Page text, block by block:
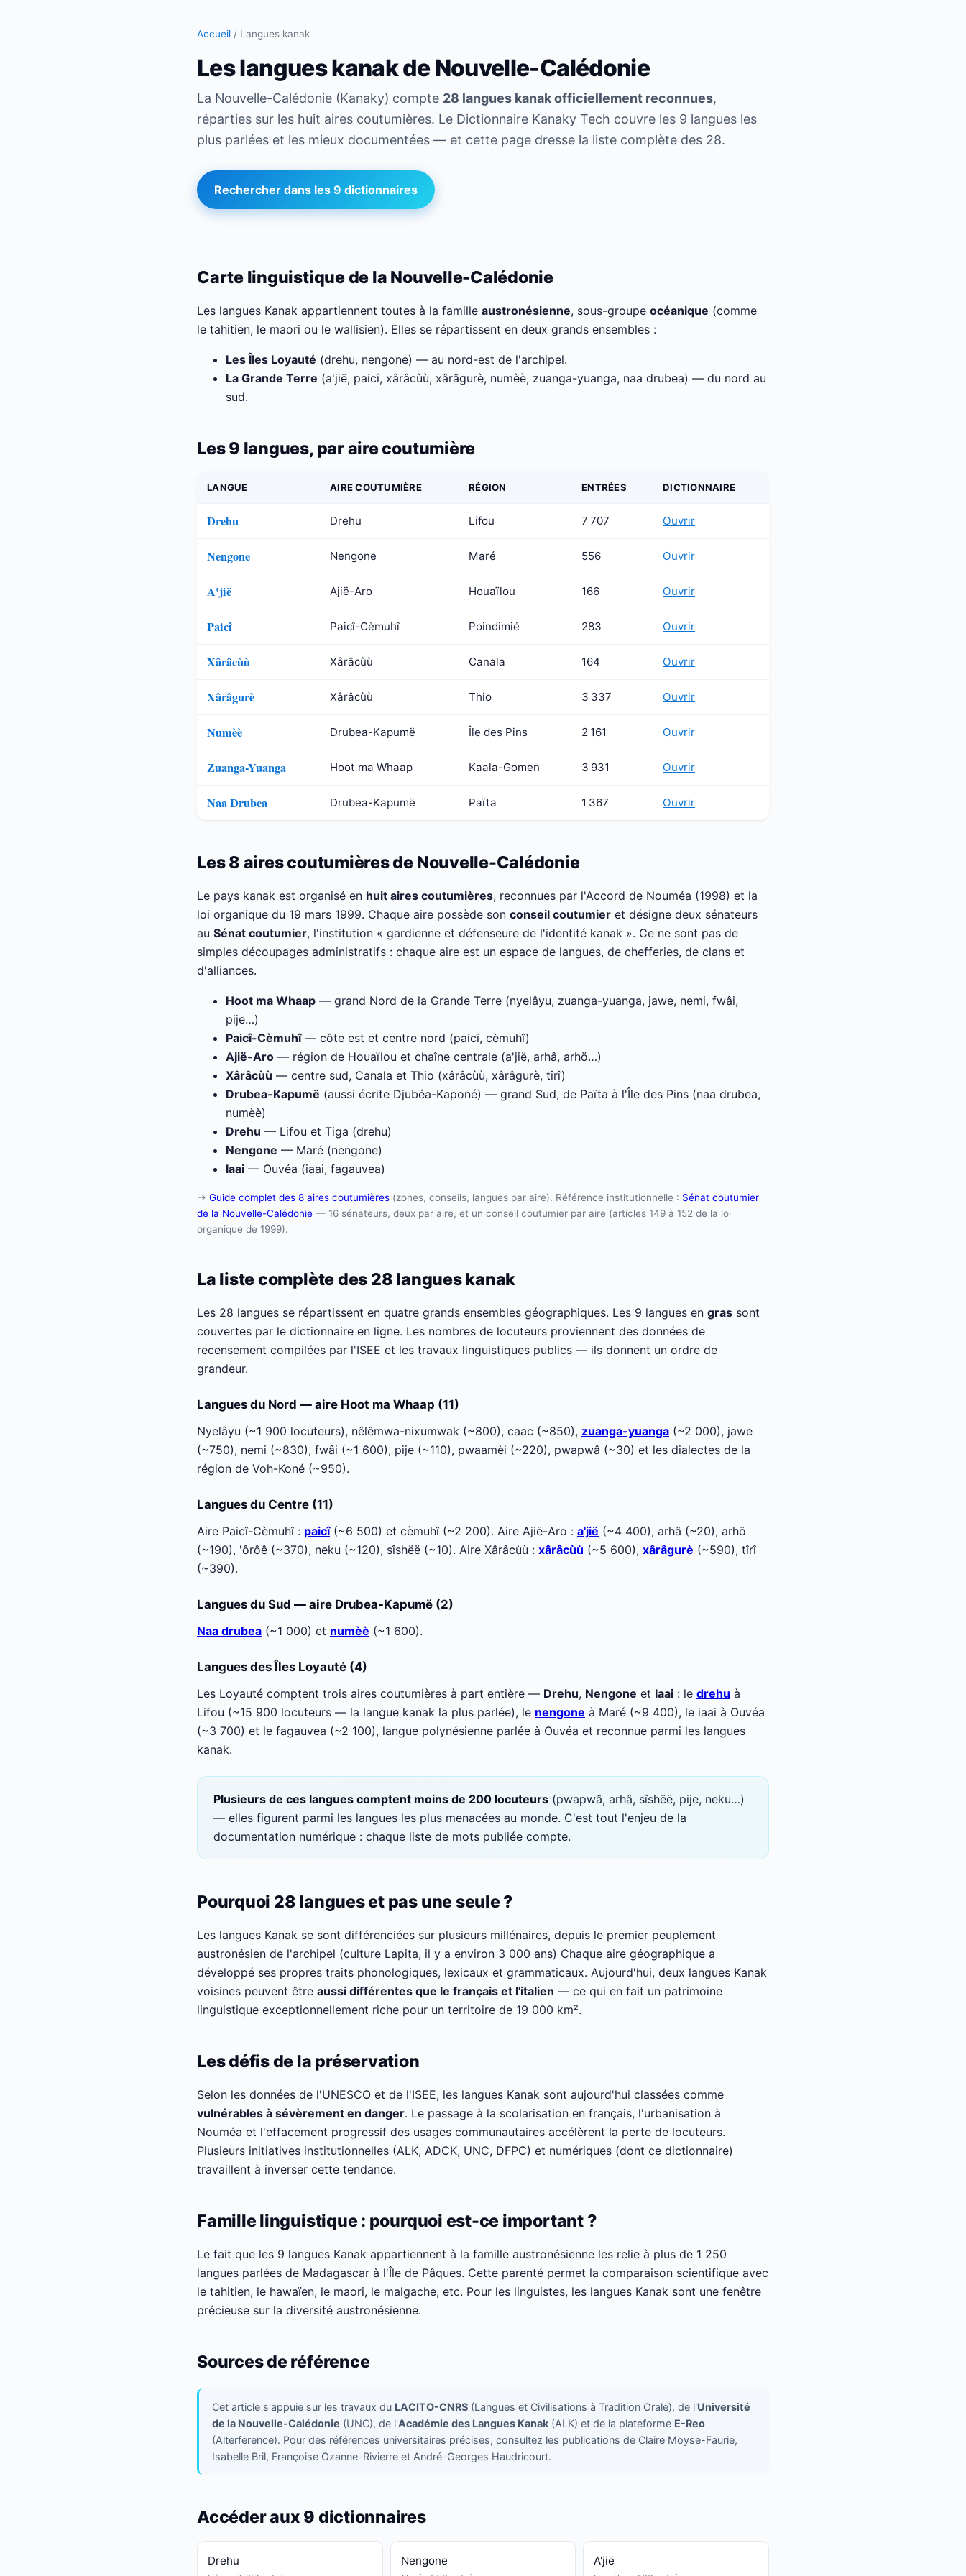
Accueil / Langues kanak
Les langues kanak de Nouvelle-Calédonie
La Nouvelle-Calédonie (Kanaky) compte 28 langues kanak officiellement reconnues,
réparties sur les huit aires coutumières. Le Dictionnaire Kanaky Tech couvre les 9 langues les
plus parlées et les mieux documentées — et cette page dresse la liste complète des 28.
Rechercher dans les 9 dictionnaires
Carte linguistique de la Nouvelle-Calédonie
Les langues Kanak appartiennent toutes à la famille austronésienne, sous-groupe océanique (comme
le tahitien, le maori ou le wallisien). Elles se répartissent en deux grands ensembles :
Les Îles Loyauté (drehu, nengone) — au nord-est de l'archipel.
La Grande Terre (a'jië, paicî, xârâcùù, xârâgurè, numèè, zuanga-yuanga, naa drubea) — du nord au
sud.
Les 9 langues, par aire coutumière
LANGUE AIRE COUTUMIÈRE RÉGION ENTRÉES DICTIONNAIRE
Drehu Drehu Lifou 7 707 Ouvrir
Nengone Nengone Maré 556 Ouvrir
A'jië Ajië-Aro Houaïlou 166 Ouvrir
Paicî Paicî-Cèmuhî Poindimié 283 Ouvrir
Xârâcùù Xârâcùù Canala 164 Ouvrir
Xârâgurè Xârâcùù Thio 3 337 Ouvrir
Numèè Drubea-Kapumë Île des Pins 2 161 Ouvrir
Zuanga-Yuanga Hoot ma Whaap Kaala-Gomen 3 931 Ouvrir
Naa Drubea Drubea-Kapumë Païta 1 367 Ouvrir
Les 8 aires coutumières de Nouvelle-Calédonie
Le pays kanak est organisé en huit aires coutumières, reconnues par l'Accord de Nouméa (1998) et la
loi organique du 19 mars 1999. Chaque aire possède son conseil coutumier et désigne deux sénateurs
au Sénat coutumier, l'institution « gardienne et défenseure de l'identité kanak ». Ce ne sont pas de
simples découpages administratifs : chaque aire est un espace de langues, de chefferies, de clans et
d'alliances.
Hoot ma Whaap — grand Nord de la Grande Terre (nyelâyu, zuanga-yuanga, jawe, nemi, fwâi,
pije…)
Paicî-Cèmuhî— côte est et centre nord (paicî, cèmuhî)
Ajië-Aro — région de Houaïlou et chaîne centrale (a'jië, arhâ, arhö…)
Xârâcùù — centre sud, Canala et Thio (xârâcùù, xârâgurè, tîrî)
Drubea-Kapumë (aussi écrite Djubéa-Kaponé) — grand Sud, de Païta à l'Île des Pins (naa drubea,
numèè)
Drehu — Lifou et Tiga (drehu)
Nengone — Maré (nengone)
Iaai — Ouvéa (iaai, fagauvea)
→ Guide complet des 8 aires coutumières (zones, conseils, langues par aire). Référence institutionnelle : Sénat coutumier
de la Nouvelle-Calédonie — 16 sénateurs, deux par aire, et un conseil coutumier par aire (articles 149 à 152 de la loi
organique de 1999).
La liste complète des 28 langues kanak
Les 28 langues se répartissent en quatre grands ensembles géographiques. Les 9 langues en gras sont
couvertes par le dictionnaire en ligne. Les nombres de locuteurs proviennent des données de
recensement compilées par l'ISEE et les travaux linguistiques publics — ils donnent un ordre de
grandeur.
Langues du Nord — aire Hoot ma Whaap (11)
Nyelâyu (~1 900 locuteurs), nêlêmwa-nixumwak (~800), caac (~850), zuanga-yuanga (~2 000), jawe
(~750), nemi (~830), fwâi (~1 600), pije (~110), pwaamèi (~220), pwapwâ (~30) et les dialectes de la
région de Voh-Koné (~950).
Langues du Centre (11)
Aire Paicî-Cèmuhî : paicî(~6 500) et cèmuhî (~2 200). Aire Ajië-Aro : a'jië (~4 400), arhâ (~20), arhö
(~190), 'ôrôê (~370), neku (~120), sîshëë (~10). Aire Xârâcùù : xârâcùù (~5 600), xârâgurè (~590), tîrî
(~390).
Langues du Sud — aire Drubea-Kapumë (2)
Naa drubea (~1 000) et numèè (~1 600).
Langues des Îles Loyauté (4)
Les Loyauté comptent trois aires coutumières à part entière — Drehu, Nengone et Iaai : le drehu à
Lifou (~15 900 locuteurs — la langue kanak la plus parlée), le nengone à Maré (~9 400), le iaai à Ouvéa
(~3 700) et le fagauvea (~2 100), langue polynésienne parlée à Ouvéa et reconnue parmi les langues
kanak.
Plusieurs de ces langues comptent moins de 200 locuteurs (pwapwâ, arhâ, sîshëë, pije, neku…)
— elles figurent parmi les langues les plus menacées au monde. C'est tout l'enjeu de la
documentation numérique : chaque liste de mots publiée compte.
Pourquoi 28 langues et pas une seule ?
Les langues Kanak se sont différenciées sur plusieurs millénaires, depuis le premier peuplement
austronésien de l'archipel (culture Lapita, il y a environ 3 000 ans) Chaque aire géographique a
développé ses propres traits phonologiques, lexicaux et grammaticaux. Aujourd'hui, deux langues Kanak
voisines peuvent être aussi différentes que le français et l'italien — ce qui en fait un patrimoine
linguistique exceptionnellement riche pour un territoire de 19 000 km².
Les défis de la préservation
Selon les données de l'UNESCO et de l'ISEE, les langues Kanak sont aujourd'hui classées comme
vulnérables à sévèrement en danger. Le passage à la scolarisation en français, l'urbanisation à
Nouméa et l'effacement progressif des usages communautaires accélèrent la perte de locuteurs.
Plusieurs initiatives institutionnelles (ALK, ADCK, UNC, DFPC) et numériques (dont ce dictionnaire)
travaillent à inverser cette tendance.
Famille linguistique : pourquoi est-ce important ?
Le fait que les 9 langues Kanak appartiennent à la famille austronésienne les relie à plus de 1 250
langues parlées de Madagascar à l'Île de Pâques. Cette parenté permet la comparaison scientifique avec
le tahitien, le hawaïen, le maori, le malgache, etc. Pour les linguistes, les langues Kanak sont une fenêtre
précieuse sur la diversité austronésienne.
Sources de référence
Cet article s'appuie sur les travaux du LACITO-CNRS (Langues et Civilisations à Tradition Orale), de l'Université
de la Nouvelle-Calédonie (UNC), de l'Académie des Langues Kanak (ALK) et de la plateforme E-Reo
(Alterference). Pour des références universitaires précises, consultez les publications de Claire Moyse-Faurie,
Isabelle Bril, Françoise Ozanne-Rivierre et André-Georges Haudricourt.
Accéder aux 9 dictionnaires
Drehu Nengone A'jië